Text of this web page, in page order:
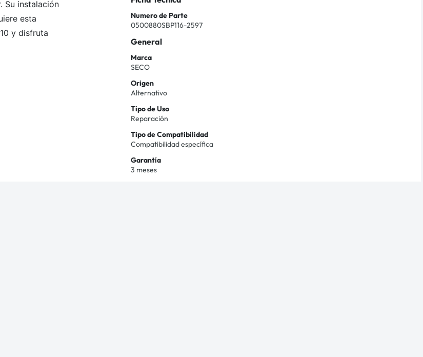
Su instalación
esta
y disfruta
Numero de Parte
0500880SBP116-2597
General
Marca
SECO
Origen
Alternativo
Tipo de Uso
Reparación
Tipo de Compatibilidad
Compatibilidad específica
Garantía
3 meses